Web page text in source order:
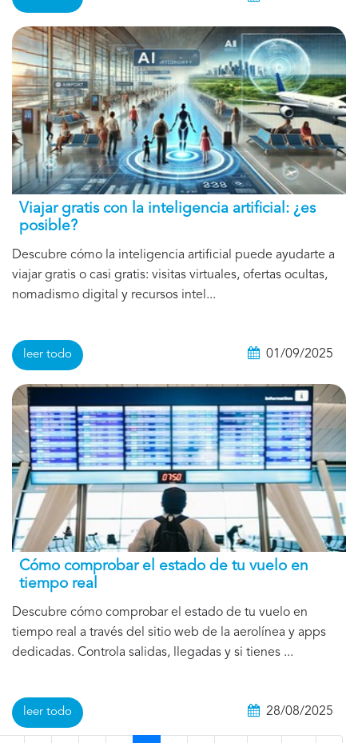
Viajar gratis con la inteligencia artificial: ¿es
posible?
Descubre cómo la inteligencia artificial puede ayudarte a
viajar gratis o casi gratis: visitas virtuales, ofertas ocultas,
nomadismo digital y recursos intel...
leer todo 01/09/2025
Cómo comprobar el estado de tu vuelo en
tiempo real
Descubre cómo comprobar el estado de tu vuelo en
tiempo real a través del sitio web de la aerolínea y apps
dedicadas. Controla salidas, llegadas y si tienes ...
leer todo 28/08/2025